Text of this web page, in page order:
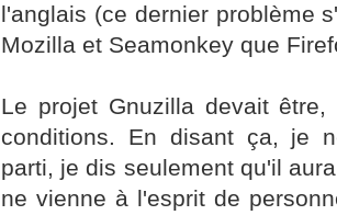
l'anglais (ce dernier problème
Mozilla et Seamonkey que
Le projet Gnuzilla devait
conditions. En disant ça, je
parti, je dis seulement qu'il
ne vienne à l'esprit de